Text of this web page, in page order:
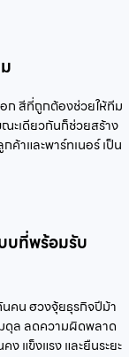
ก สีที่ถูกต้องช่วยให้ทีม
ะเดียวกันก็ช่วยสร้าง
าและพาร์ทเนอร์ เป็น
บที่พร้อมรับ
นคน ฮวงจุ้ยธุรกิจปีม้า
มดุล ลดความผิดพลาด
ง แข็งแรง และยืนระยะ